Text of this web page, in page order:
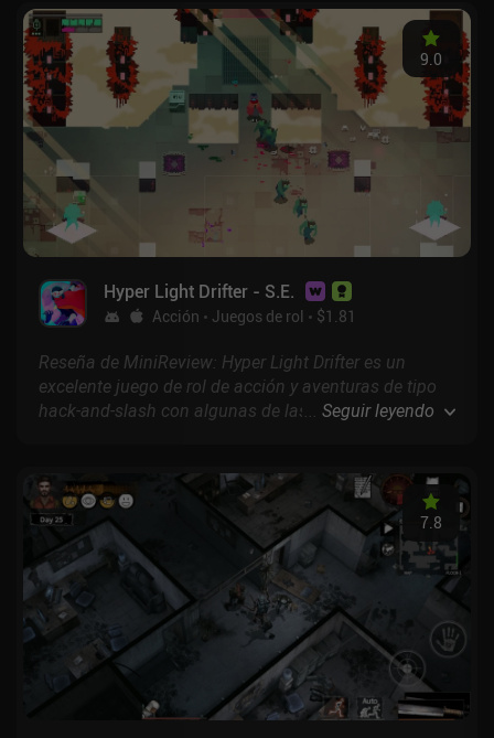
malos; en otras palabras, el género de aventuras en
su máxima expresión.
Hyper Light Drifter - S.E.
Acción Juegos de rol $1.81
9.0
Reseña de MiniReview: Hyper Light Drifter es un
excelente juego de rol de acción y aventuras de tipo
hack-and-slash con algunas de las ilustraciones de
... Seguir leyendo
7.8